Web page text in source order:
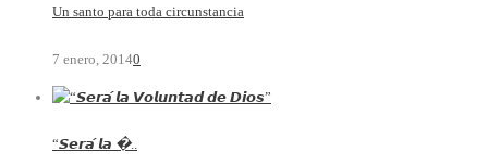
Un santo para toda circunstancia
7 enero, 20140
“𝙎𝙚𝙧𝙖́ 𝙡𝙖 �..